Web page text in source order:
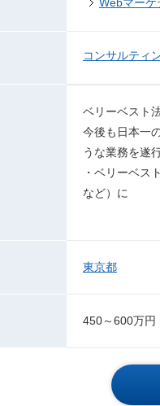
コンサルティ
ベリーベスト
今後も日本一
うな業務を遂
・ベリーベス
など）に
東京都
450～600万円